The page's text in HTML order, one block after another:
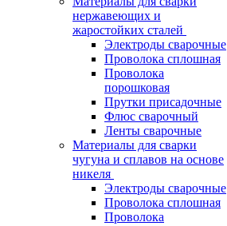
нержавеющих и
жаростойких сталей
Электроды сварочные
Проволока сплошная
Проволока
порошковая
Прутки присадочные
Флюс сварочный
Ленты сварочные
Материалы для сварки
чугуна и сплавов на основе
никеля
Электроды сварочные
Проволока сплошная
Проволока